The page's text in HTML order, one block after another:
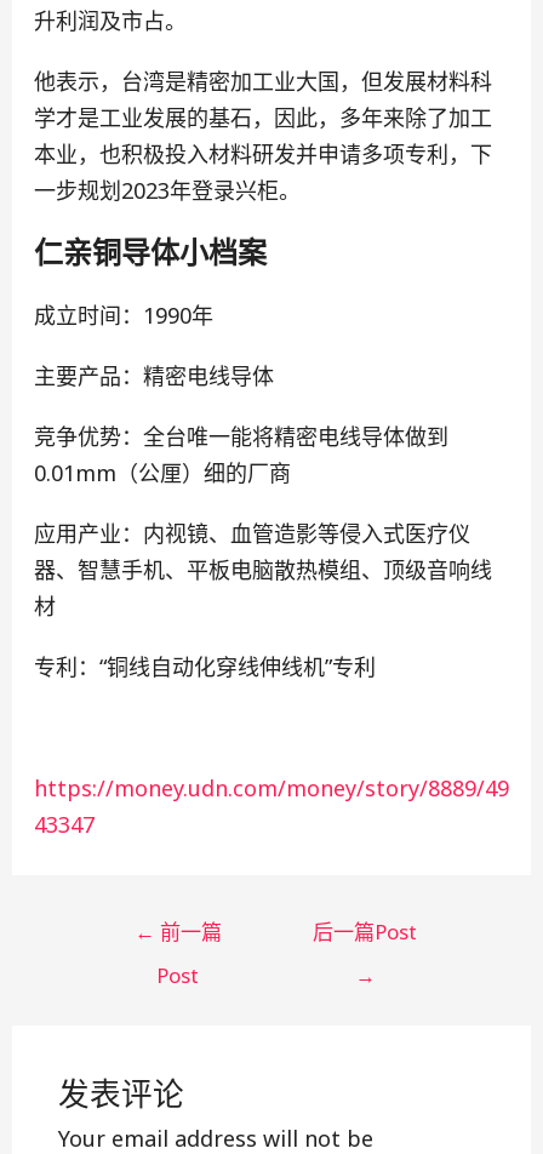
升利润及市占。
他表示，台湾是精密加工业大国，但发展材料科
学才是工业发展的基石，因此，多年来除了加工
本业，也积极投入材料研发并申请多项专利，下
一步规划2023年登录兴柜。
仁亲铜导体小档案
成立时间：1990年
主要产品：精密电线导体
竞争优势：全台唯一能将精密电线导体做到
0.01mm（公厘）细的厂商
应用产业：内视镜、血管造影等侵入式医疗仪
器、智慧手机、平板电脑散热模组、顶级音响线
材
专利：“铜线自动化穿线伸线机”专利
https://money.udn.com/money/story/8889/49
43347
← 前一篇
Post
后一篇Post
→
发表评论
Your email address will not be